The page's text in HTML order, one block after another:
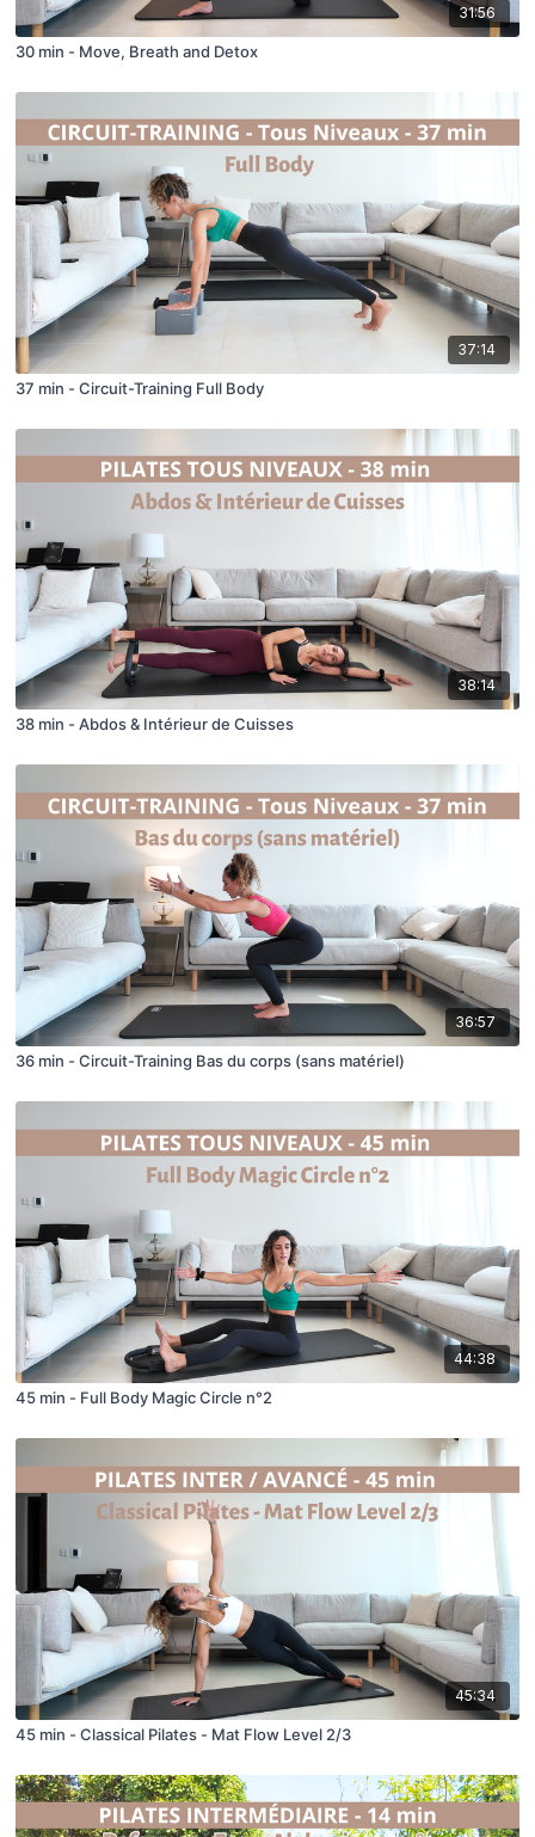
31:56
30 min - Move, Breath and Detox
37:14
37 min - Circuit-Training Full Body
38:14
38 min - Abdos & Intérieur de Cuisses
36:57
36 min - Circuit-Training Bas du corps (sans matériel)
44:38
45 min - Full Body Magic Circle n°2
45:34
45 min - Classical Pilates - Mat Flow Level 2/3